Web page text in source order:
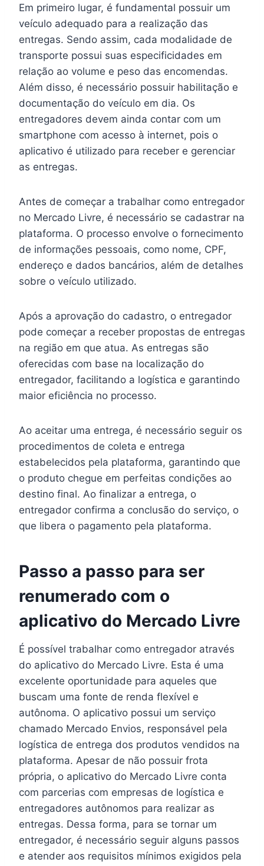
Em primeiro lugar, é fundamental possuir um
veículo adequado para a realização das
entregas. Sendo assim, cada modalidade de
transporte possui suas especificidades em
relação ao volume e peso das encomendas.
Além disso, é necessário possuir habilitação e
documentação do veículo em dia. Os
entregadores devem ainda contar com um
smartphone com acesso à internet, pois o
aplicativo é utilizado para receber e gerenciar
as entregas.
Antes de começar a trabalhar como entregador
no Mercado Livre, é necessário se cadastrar na
plataforma. O processo envolve o fornecimento
de informações pessoais, como nome, CPF,
endereço e dados bancários, além de detalhes
sobre o veículo utilizado.
Após a aprovação do cadastro, o entregador
pode começar a receber propostas de entregas
na região em que atua. As entregas são
oferecidas com base na localização do
entregador, facilitando a logística e garantindo
maior eficiência no processo.
Ao aceitar uma entrega, é necessário seguir os
procedimentos de coleta e entrega
estabelecidos pela plataforma, garantindo que
o produto chegue em perfeitas condições ao
destino final. Ao finalizar a entrega, o
entregador confirma a conclusão do serviço, o
que libera o pagamento pela plataforma.
Passo a passo para ser
renumerado com o
aplicativo do Mercado Livre
É possível trabalhar como entregador através
do aplicativo do Mercado Livre. Esta é uma
excelente oportunidade para aqueles que
buscam uma fonte de renda flexível e
autônoma. O aplicativo possui um serviço
chamado Mercado Envios, responsável pela
logística de entrega dos produtos vendidos na
plataforma. Apesar de não possuir frota
própria, o aplicativo do Mercado Livre conta
com parcerias com empresas de logística e
entregadores autônomos para realizar as
entregas. Dessa forma, para se tornar um
entregador, é necessário seguir alguns passos
e atender aos requisitos mínimos exigidos pela